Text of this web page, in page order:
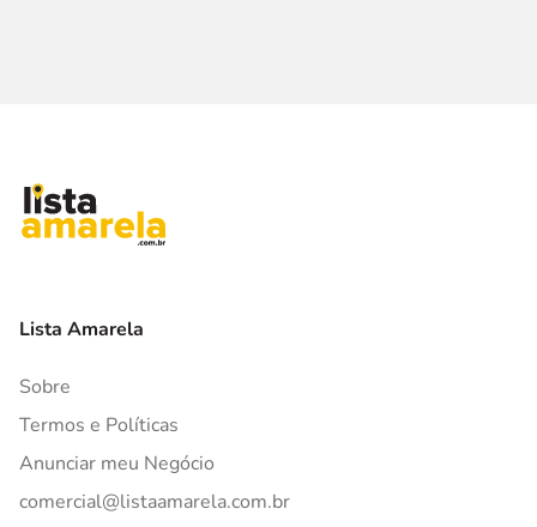
Lista Amarela
Sobre
Termos e Políticas
Anunciar meu Negócio
comercial@listaamarela.com.br